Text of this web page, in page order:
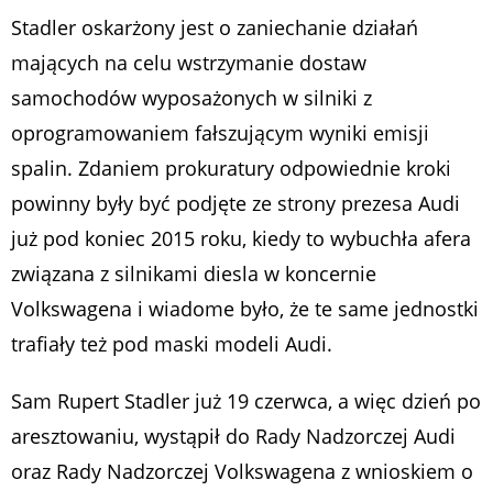
Stadler oskarżony jest o zaniechanie działań
mających na celu wstrzymanie dostaw
samochodów wyposażonych w silniki z
oprogramowaniem fałszującym wyniki emisji
spalin. Zdaniem prokuratury odpowiednie kroki
powinny były być podjęte ze strony prezesa Audi
już pod koniec 2015 roku, kiedy to wybuchła afera
związana z silnikami diesla w koncernie
Volkswagena i wiadome było, że te same jednostki
trafiały też pod maski modeli Audi.
Sam Rupert Stadler już 19 czerwca, a więc dzień po
aresztowaniu, wystąpił do Rady Nadzorczej Audi
oraz Rady Nadzorczej Volkswagena z wnioskiem o